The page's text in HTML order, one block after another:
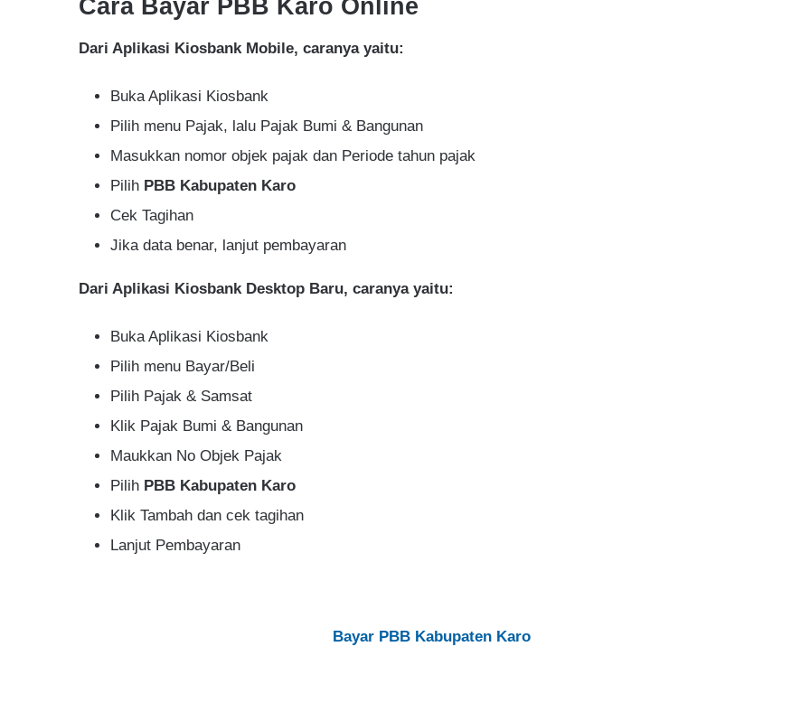
Cara Bayar PBB Karo Online
Dari Aplikasi Kiosbank Mobile, caranya yaitu:
Buka Aplikasi Kiosbank
Pilih menu Pajak, lalu Pajak Bumi & Bangunan
Masukkan nomor objek pajak dan Periode tahun pajak
Pilih PBB Kabupaten Karo
Cek Tagihan
Jika data benar, lanjut pembayaran
Dari Aplikasi Kiosbank Desktop Baru, caranya yaitu:
Buka Aplikasi Kiosbank
Pilih menu Bayar/Beli
Pilih Pajak & Samsat
Klik Pajak Bumi & Bangunan
Maukkan No Objek Pajak
Pilih PBB Kabupaten Karo
Klik Tambah dan cek tagihan
Lanjut Pembayaran
Bayar PBB Kabupaten Karo